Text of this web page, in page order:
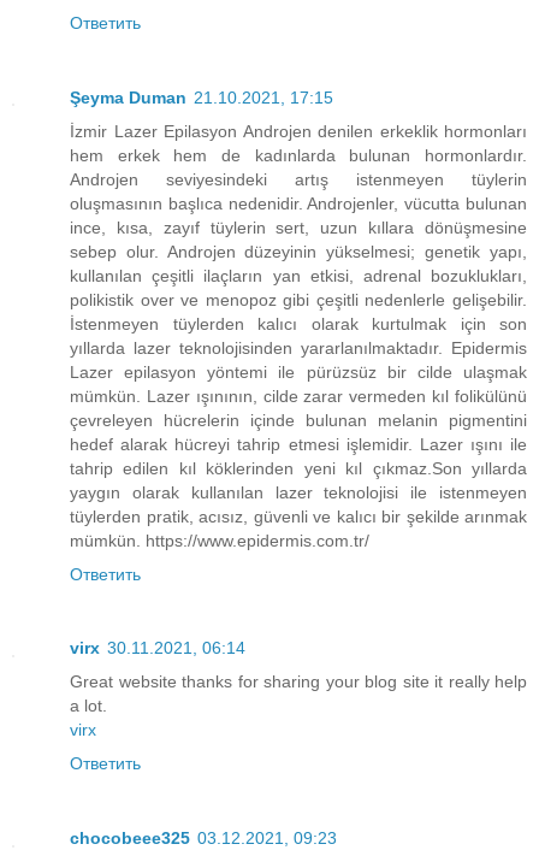
Ответить
Şeyma Duman 21.10.2021, 17:15
İzmir Lazer Epilasyon Androjen denilen erkeklik hormonları
hem erkek hem de kadınlarda bulunan hormonlardır.
Androjen seviyesindeki artış istenmeyen tüylerin
oluşmasının başlıca nedenidir. Androjenler, vücutta bulunan
ince, kısa, zayıf tüylerin sert, uzun kıllara dönüşmesine
sebep olur. Androjen düzeyinin yükselmesi; genetik yapı,
kullanılan çeşitli ilaçların yan etkisi, adrenal bozuklukları,
polikistik over ve menopoz gibi çeşitli nedenlerle gelişebilir.
İstenmeyen tüylerden kalıcı olarak kurtulmak için son
yıllarda lazer teknolojisinden yararlanılmaktadır. Epidermis
Lazer epilasyon yöntemi ile pürüzsüz bir cilde ulaşmak
mümkün. Lazer ışınının, cilde zarar vermeden kıl folikülünü
çevreleyen hücrelerin içinde bulunan melanin pigmentini
hedef alarak hücreyi tahrip etmesi işlemidir. Lazer ışını ile
tahrip edilen kıl köklerinden yeni kıl çıkmaz.Son yıllarda
yaygın olarak kullanılan lazer teknolojisi ile istenmeyen
tüylerden pratik, acısız, güvenli ve kalıcı bir şekilde arınmak
mümkün. https://www.epidermis.com.tr/
Ответить
virx 30.11.2021, 06:14
Great website thanks for sharing your blog site it really help
a lot.
virx
Ответить
chocobeee325 03.12.2021, 09:23